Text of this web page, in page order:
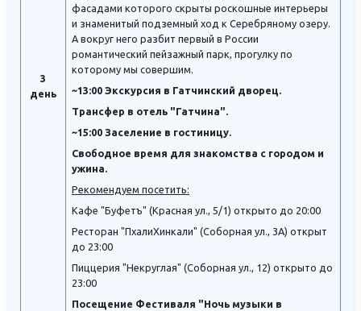
3
день
фасадами которого скрыты роскошные интерьеры
и знаменитый подземный ход к Серебряному озеру.
А вокруг него разбит первый в России
романтический пейзажный парк, прогулку по
которому мы совершим.
~13:00 Экскурсия в Гатчинский дворец.
Трансфер в отель "Гатчина".
~15:00 Заселение в гостиницу.
Свободное время для знакомства с городом и
ужина.
Рекомендуем посетить:
Кафе "Буфетъ" (Красная ул., 5/1) открыто до 20:00
Ресторан "ПхалиХинкали" (Соборная ул., 3А) открыт
до 23:00
Пиццерия "Некруглая" (Соборная ул., 12) открыто до
23:00
Посещение Фестиваля "Ночь музыки в